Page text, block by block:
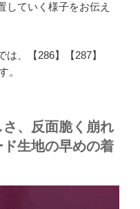
していく様子をお伝え
、【286】【287】
。
、反面脆く崩れ
生地の早めの着